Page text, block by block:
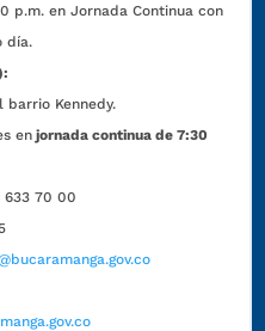
en Jornada Continua con
día.
barrio Kennedy.
en jornada continua de 7:30
633 70 00